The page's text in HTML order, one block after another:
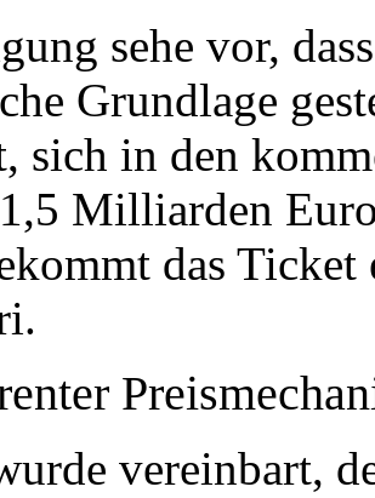
sehe vor,
Grundlage
sich in den
Milliarden
das Ticket
vereinbart,